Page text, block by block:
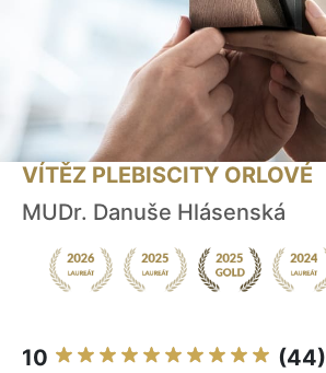
VÍTĚZ PLEBISCITY ORLOVÉ
MUDr. Danuše Hlásenská
10 (44)